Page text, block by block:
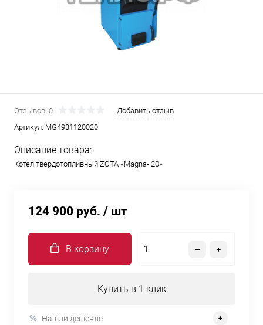
Отзывов: 0
Добавить отзыв
Артикул: MG4931120020
Описание товара:
Котел твердотопливный ZOTA «Magna- 20»
124 900 руб. / шт
В корзину
Купить в 1 клик
Нашли дешевле